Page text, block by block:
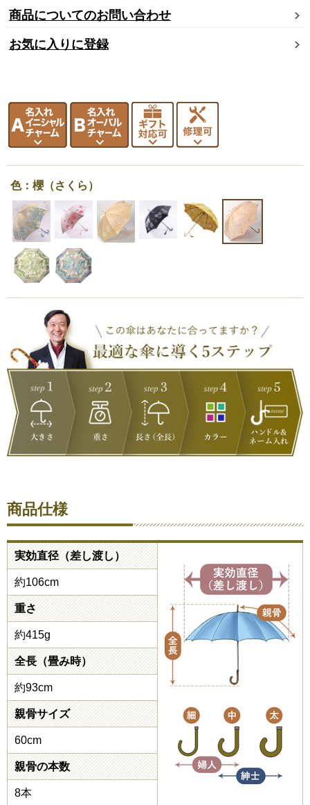
商品についてのお問い合わせ
お気に入りに登録
色：櫻（さくら）
商品仕様
実効直径（差し渡し）
約106cm
重さ
約415g
全長（畳み時）
約93cm
親骨サイズ
60cm
親骨の本数
8本